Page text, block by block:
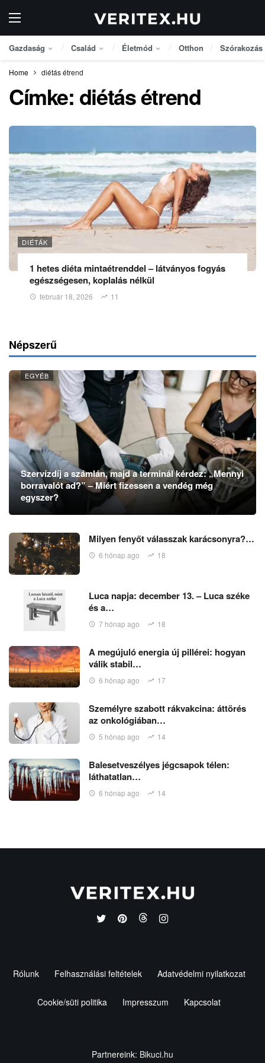
Gazdaság Család Életmód Otthon Szórakozás
Home diétás étrend
Címke: diétás étrend
DIÉTÁK
1 hetes diéta mintaétrenddel – látványos fogyás
egészségesen, koplalás nélkül
február 18, 2026 11
Népszerű
EGYÉB
Szervízdíj a számlán, majd a terminál kérdez: „Mennyi
borravalót ad?” – Miért fizessen a vendég még
egyszer?
Milyen fenyőt válasszak karácsonyra?…
6 hónap ago 18
Luca napja: december 13. – Luca széke
és a…
7 hónap ago 18
A megújuló energia új pillérei: hogyan
válik stabil…
6 hónap ago 17
Személyre szabott rákvakcina: áttörés
az onkológiában…
5 hónap ago 14
Balesetveszélyes jégcsapok télen:
láthatatlan…
6 hónap ago 14
Rólunk Felhasználási feltételek Adatvédelmi nyilatkozat
Cookie/süti politika Impresszum Kapcsolat
Partnereink: Bikuci.hu